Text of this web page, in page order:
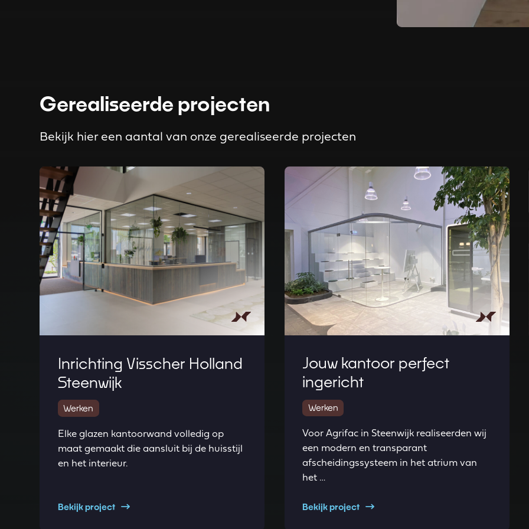
Gerealiseerde projecten
Bekijk hier een aantal van onze gerealiseerde projecten
Read more about Inrichting Visscher Holland Steenwijk
Inrichting Visscher Holland
Steenwijk
Werken
Elke glazen kantoorwand volledig op
maat gemaakt die aansluit bij de huisstijl
en het interieur.
Bekijk project
Read more about Jouw kantoor perfect ingericht
Jouw kantoor perfect
ingericht
Werken
Voor Agrifac in Steenwijk realiseerden wij
een modern en transparant
afscheidingssysteem in het atrium van
het …
Bekijk project